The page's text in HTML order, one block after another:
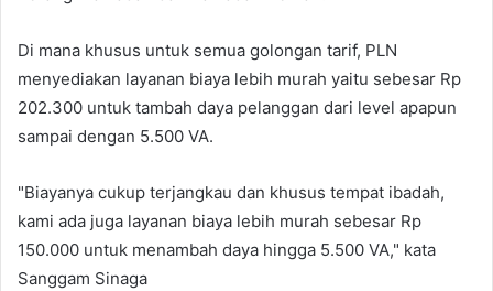
Di mana khusus untuk semua golongan tarif, PLN
menyediakan layanan biaya lebih murah yaitu sebesar Rp
202.300 untuk tambah daya pelanggan dari level apapun
sampai dengan 5.500 VA.
"Biayanya cukup terjangkau dan khusus tempat ibadah,
kami ada juga layanan biaya lebih murah sebesar Rp
150.000 untuk menambah daya hingga 5.500 VA," kata
Sanggam Sinaga